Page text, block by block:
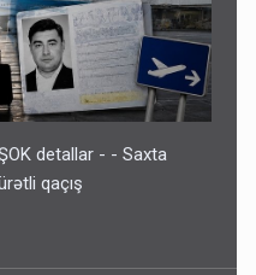
detallar - - Saxta
qaçış